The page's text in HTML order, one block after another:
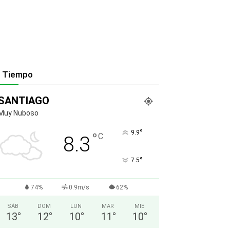
Tiempo
Nuboso
8.3 °C 9.9°
7.5°
74% 0.9m/s 62%
SÁB
13°
DOM
12°
LUN
10°
MAR
11 °
MIÉ
10°